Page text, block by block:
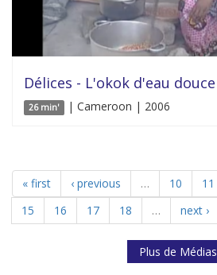
Délices - L'okok d'eau douce
26 min' | Cameroon | 2006
« first ‹ previous … 10 11
15
16 17 18 … next ›
Plus de Médias